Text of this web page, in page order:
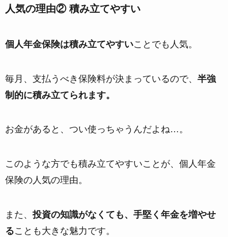
人気の理由② 積み立てやすい
個人年金保険は積み立てやすいことでも人気。
毎月、支払うべき保険料が決まっているので、 半強
制的に積み立てられます。
お金があると、つい使っちゃうんだよね…。
このような方でも積み立てやすいことが、個人年金
保険の人気の理由。
また、投資の知識がなくても、手堅く年金を増やせ
ることも大きな魅力です。